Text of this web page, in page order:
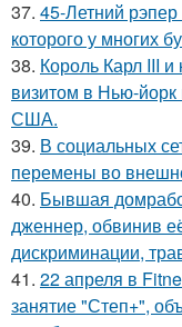
37. 45-Летний
которого у многих
38. Король Карл III
визитом в Нью-йорк
США.
39. В социальных
перемены во
40. Бывшая
дженнер, обвинив
дискриминации,
41. 22 апреля в
занятие "Степ+",